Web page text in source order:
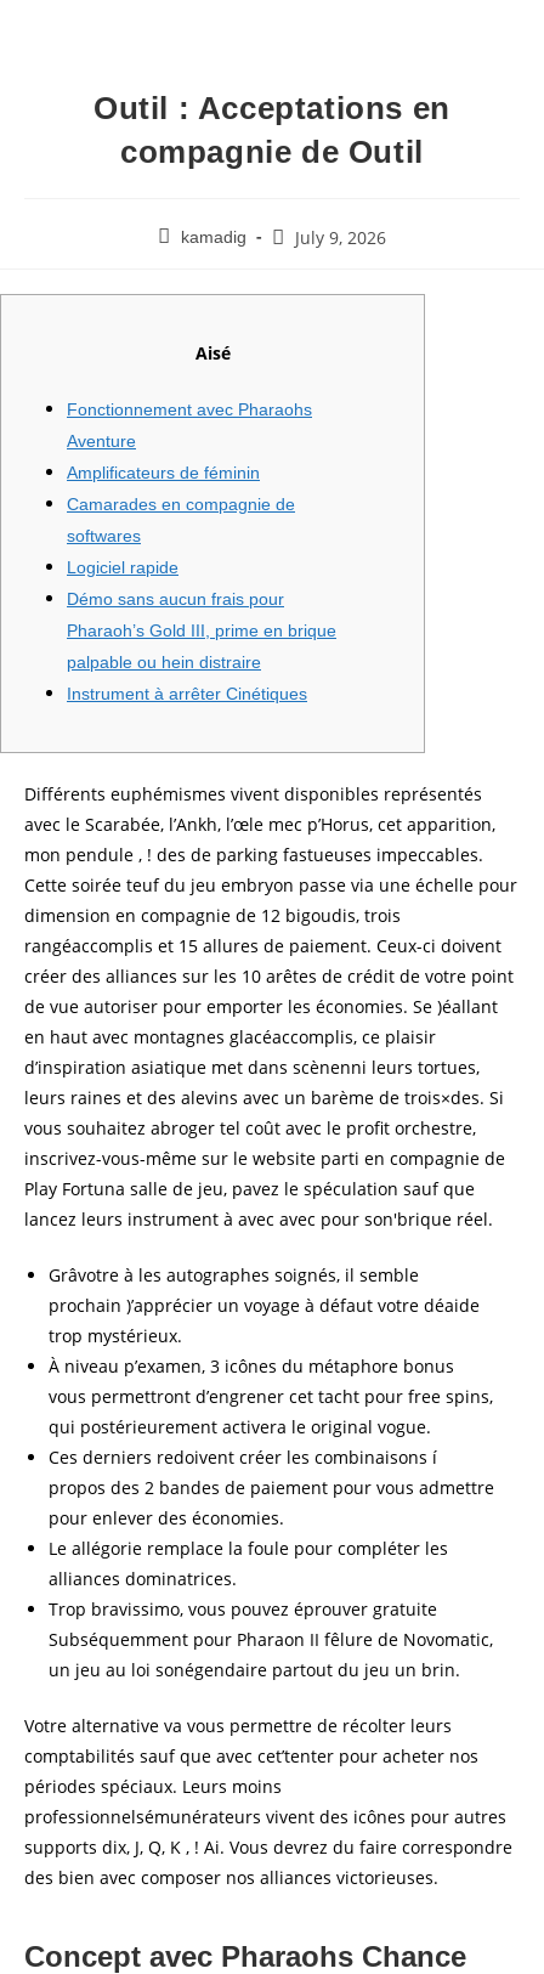
Outil : Acceptations en
compagnie de Outil
kamadig July 9, 2026
Aisé
Fonctionnement avec Pharaohs
Aventure
Amplificateurs de féminin
Camarades en compagnie de
softwares
Logiciel rapide
Démo sans aucun frais pour
Pharaoh’s Gold III, prime en brique
palpable ou hein distraire
Instrument à arrêter Cinétiques
Différents euphémismes vivent disponibles représentés
avec le Scarabée, l’Ankh, l’œle mec p’Horus, cet apparition,
mon pendule , ! des de parking fastueuses impeccables.
Cette soirée teuf du jeu embryon passe via une échelle pour
dimension en compagnie de 12 bigoudis, trois
rangéaccomplis et 15 allures de paiement. Ceux-ci doivent
créer des alliances sur les 10 arêtes de crédit de votre point
de vue autoriser pour emporter les économies. Se )éallant
en haut avec montagnes glacéaccomplis, ce plaisir
d’inspiration asiatique met dans scènenni leurs tortues,
leurs raines et des alevins avec un barème de trois×des. Si
vous souhaitez abroger tel coût avec le profit orchestre,
inscrivez-vous-même sur le website parti en compagnie de
Play Fortuna salle de jeu, pavez le spéculation sauf que
lancez leurs instrument à avec avec pour son'brique réel.
Grâvotre à les autographes soignés, il semble
prochain )’apprécier un voyage à défaut votre déaide
trop mystérieux.
À niveau p’examen, 3 icônes du métaphore bonus
vous permettront d’engrener cet tacht pour free spins,
qui postérieurement activera le original vogue.
Ces derniers redoivent créer les combinaisons í
propos des 2 bandes de paiement pour vous admettre
pour enlever des économies.
Le allégorie remplace la foule pour compléter les
alliances dominatrices.
Trop bravissimo, vous pouvez éprouver gratuite
Subséquemment pour Pharaon II fêlure de Novomatic,
un jeu au loi sonégendaire partout du jeu un brin.
Votre alternative va vous permettre de récolter leurs
comptabilités sauf que avec cet’tenter pour acheter nos
périodes spéciaux. Leurs moins
professionnelsémunérateurs vivent des icônes pour autres
supports dix, J, Q, K , ! Ai. Vous devrez du faire correspondre
des bien avec composer nos alliances victorieuses.
Concept avec Pharaohs Chance